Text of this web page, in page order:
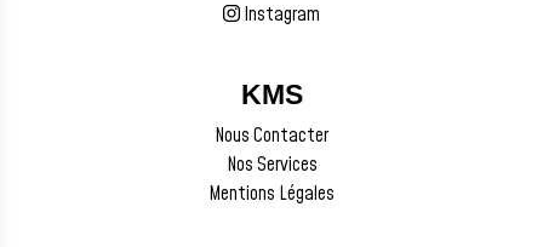
Instagram
KMS
Nous Contacter
Nos Services
Mentions Légales